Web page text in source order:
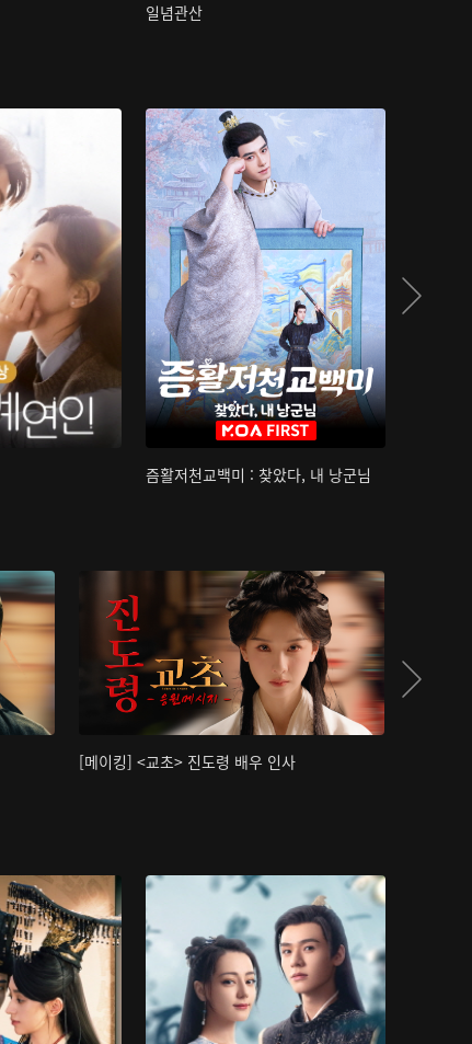
일념관산
즘활저천교백미 : 찾았다, 내 낭군님
[메이킹] <교초> 진도령 배우 인사